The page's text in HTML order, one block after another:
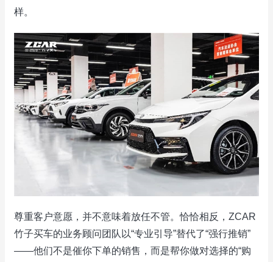
样。
尊重客户意愿，并不意味着放任不管。恰恰相反，ZCAR
竹子买车的业务顾问团队以“专业引导”替代了“强行推销”
——他们不是催你下单的销售，而是帮你做对选择的“购